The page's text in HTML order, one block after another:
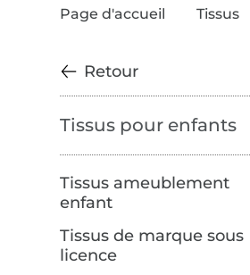
Page d'accueil Tissus
Retour
Tissus pour enfants
Tissus ameublement
enfant
Tissus de marque sous
licence